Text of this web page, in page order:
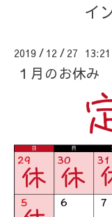
イ
2019 / 12 / 27 13:21
１月のお休み